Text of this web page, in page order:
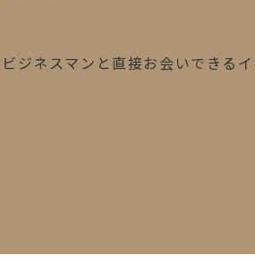
ネスマンと直接お会いできる